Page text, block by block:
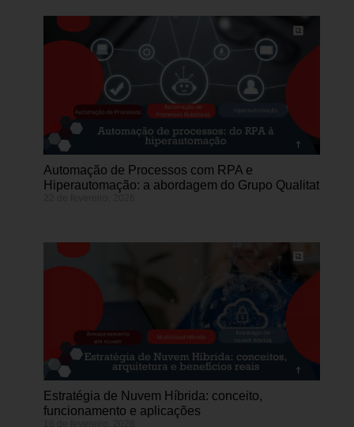
Automação de Processos com RPA e
Hiperautomação: a abordagem do Grupo Qualitat
Estratégia de Nuvem Híbrida: conceito,
funcionamento e aplicações